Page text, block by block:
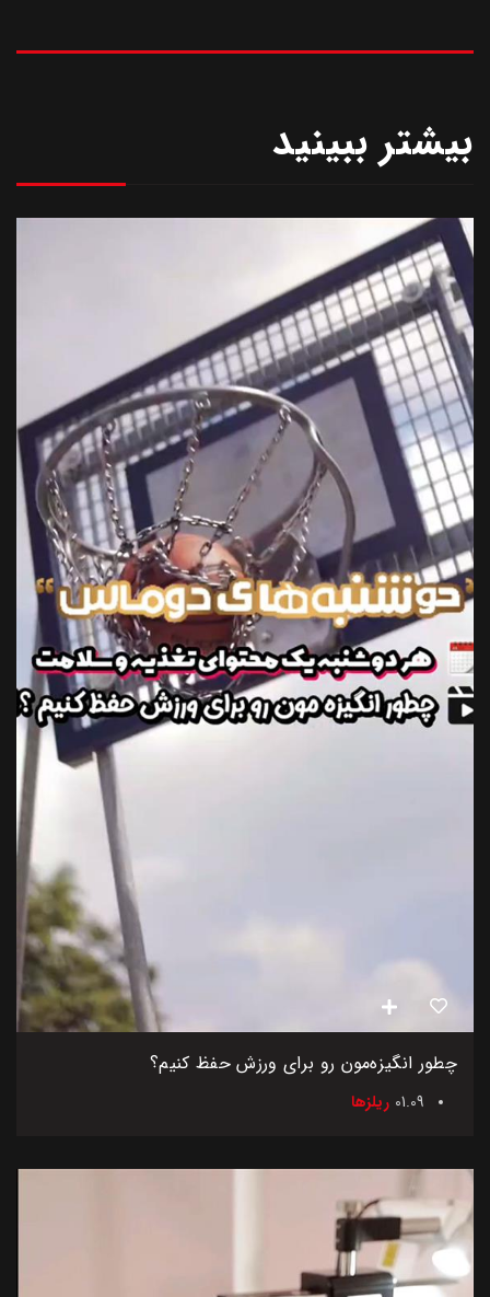
بیشتر ببینید
چطور انگیزه‌مون رو برای ورزش حفظ کنیم؟
01.09 ریلزها